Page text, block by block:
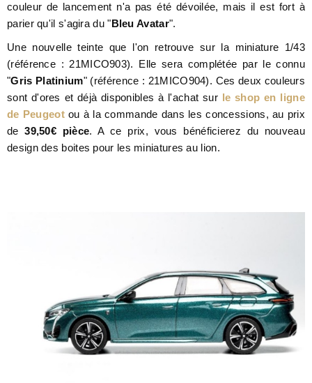
couleur de lancement n'a pas été dévoilée, mais il est fort à
parier qu'il s'agira du "Bleu Avatar".
Une nouvelle teinte que l'on retrouve sur la miniature 1/43
(référence : 21MICO903). Elle sera complétée par le connu
"Gris Platinium" (référence : 21MICO904). Ces deux couleurs
sont d'ores et déjà disponibles à l'achat sur le shop en ligne
de Peugeotou à la commande dans les concessions, au prix
de39,50€ pièce. A ce prix, vous bénéficierez du nouveau
design des boites pour les miniatures au lion.